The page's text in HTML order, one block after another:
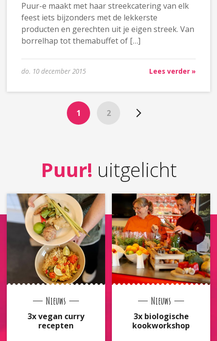
Puur-e maakt met haar streekcatering van elk
feest iets bijzonders met de lekkerste
producten en gerechten uit je eigen streek. Van
borrelhap tot themabuffet of […]
do. 10 december 2015 Lees verder »
1 2
Puur! uitgelicht
Nieuws
3x vegan curry
recepten
Nieuws
3x biologische
kookworkshop